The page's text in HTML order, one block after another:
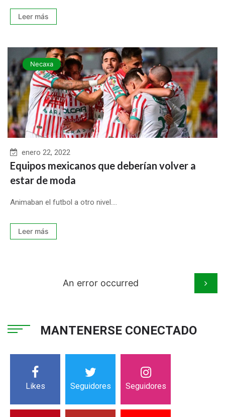
Leer más
Necaxa
enero 22, 2022
Equipos mexicanos que deberían volver a
estar de moda
Animaban el futbol a otro nivel....
Leer más
An error occurred
MANTENERSE CONECTADO
Likes Seguidores Seguidores